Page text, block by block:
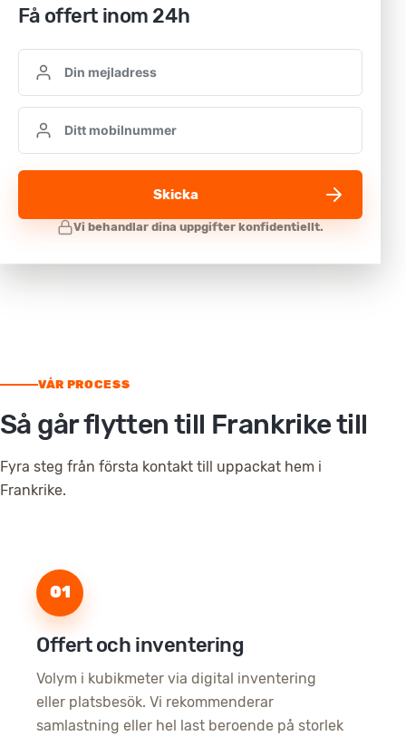
Få offert inom 24h
Skicka
VÅR PROCESS
Så går flytten till Frankrike till
Fyra steg från första kontakt till uppackat hem i
Frankrike.
01
Offert och inventering
Volym i kubikmeter via digital inventering
eller platsbesök. Vi rekommenderar
samlastning eller hel last beroende på storlek